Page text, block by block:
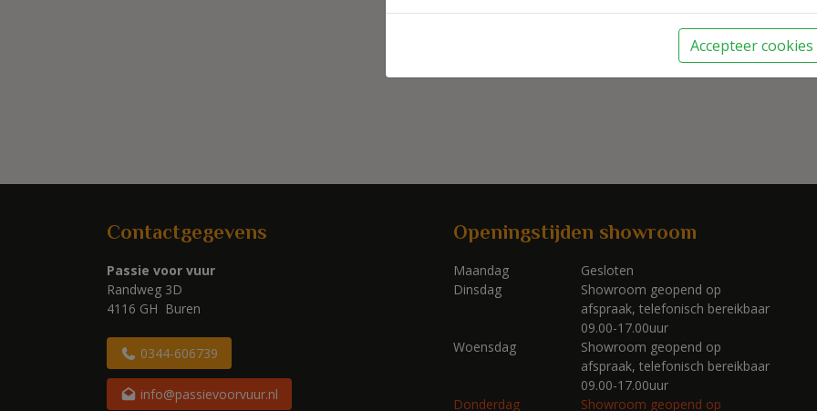
Contactgegevens
Passie voor vuur
Randweg 3D
4116 GH Buren
0344-606739
info@passievoorvuur.nl
Openingstijden showroom
Maandag
Gesloten
Dinsdag
Showroom geopend op
afspraak, telefonisch bereikbaar
09.00-17.00uur
Woensdag
Showroom geopend op
afspraak, telefonisch bereikbaar
09.00-17.00uur
Donderdag
Showroom geopend op
Accepteer cookies